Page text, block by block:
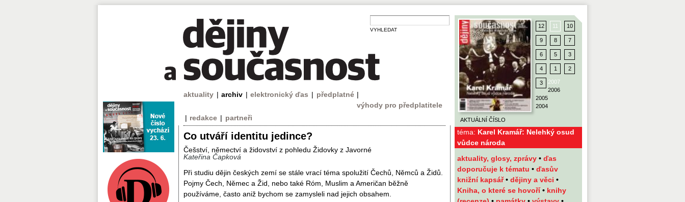
aktuality | archiv | elektronický ďas | předplatné |
výhody pro předplatitele
| redakce | partneři
VYHLEDAT
téma: Karel Kramář: Nelehký osud
vůdce národa
AKTUÁLNÍ ČÍSLO
12 11 10
9 8 7
6 5 3
4 1 2
3
2007
2006
2005
2004
aktuality, glosy, zprávy • ďas
doporučuje k tématu • ďasův
knižní kapsář• dějiny a věci •
Kniha, o které se hovoří• knihy
Co utváří identitu jedince?
Češství, němectví a židovství z pohledu Židovky z Javorné
Kateřina Čapková
Při studiu dějin českých zemí se stále vrací téma spolužití Čechů, Němců a Židů.
Pojmy Čech, Němec a Žid, nebo také Róm, Muslim a Američan běžně
používáme, často aniž bychom se zamysleli nad jejich obsahem.